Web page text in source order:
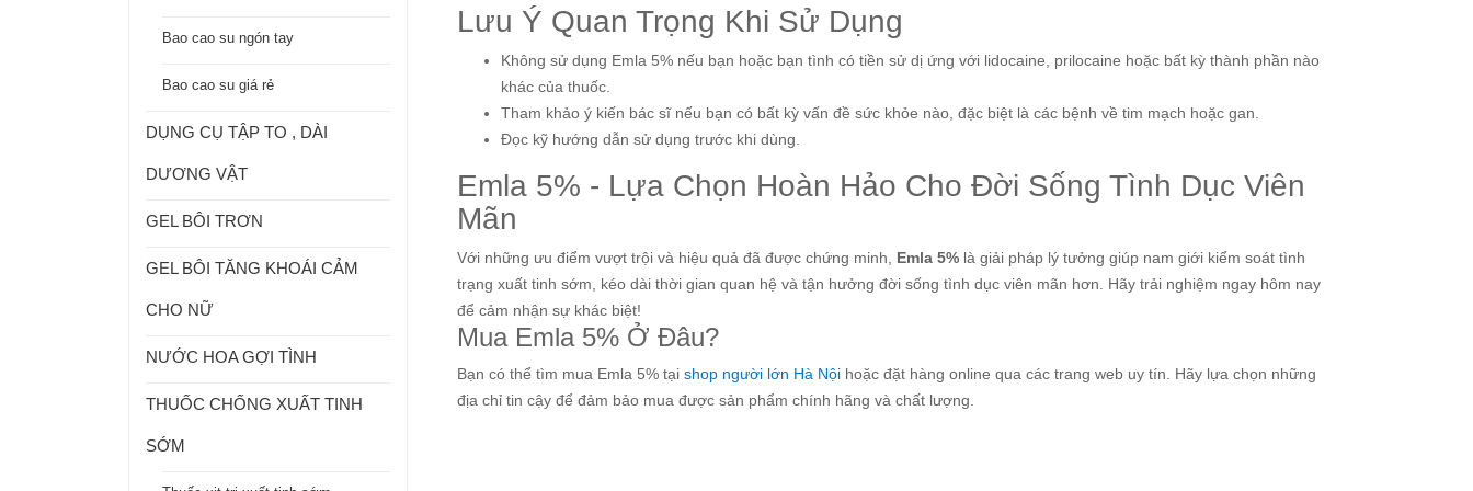
Lưu Ý Quan Trọng Khi Sử Dụng
Không sử dụng Emla 5% nếu bạn hoặc bạn tình có tiền sử dị ứng với lidocaine, prilocaine hoặc bất kỳ thành phần nào
khác của thuốc.
Tham khảo ý kiến bác sĩ nếu bạn có bất kỳ vấn đề sức khỏe nào, đặc biệt là các bệnh về tim mạch hoặc gan.
Đọc kỹ hướng dẫn sử dụng trước khi dùng.
Emla 5% - Lựa Chọn Hoàn Hảo Cho Đời Sống Tình Dục Viên
Mãn
Với những ưu điểm vượt trội và hiệu quả đã được chứng minh, Emla 5% là giải pháp lý tưởng giúp nam giới kiểm soát tình
trạng xuất tinh sớm, kéo dài thời gian quan hệ và tận hưởng đời sống tình dục viên mãn hơn. Hãy trải nghiệm ngay hôm nay
để cảm nhận sự khác biệt!
Mua Emla 5% Ở Đâu?
Bạn có thể tìm mua Emla 5% tại shop người lớn Hà Nội hoặc đặt hàng online qua các trang web uy tín. Hãy lựa chọn những
địa chỉ tin cậy để đảm bảo mua được sản phẩm chính hãng và chất lượng.
Bao cao su ngón tay
Bao cao su giá rẻ
DỤNG CỤ TẬP TO , DÀI
DƯƠNG VẬT
GEL BÔI TRƠN
GEL BÔI TĂNG KHOÁI CẢM
CHO NỮ
NƯỚC HOA GỢI TÌNH
THUỐC CHỐNG XUẤT TINH
SỚM